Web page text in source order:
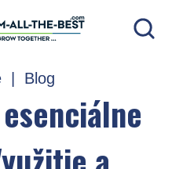
| Blog